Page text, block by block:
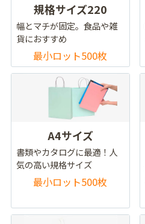
規格サイズ220
幅とマチが固定。食品や雑
貨におすすめ
最小ロット500枚
A4サイズ
書類やカタログに最適！人
気の高い規格サイズ
最小ロット500枚